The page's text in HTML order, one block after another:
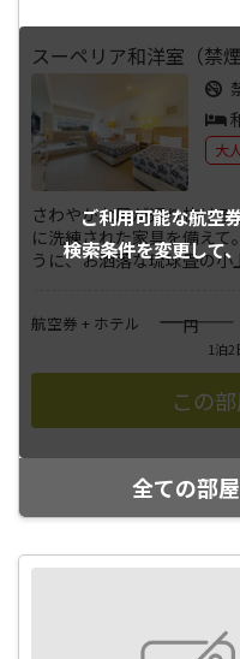
ご利用可能な航空
検索条件を変更して、
スーペリア和洋室（禁煙
大
さわやかな風が通り抜け
に洗練された家具を備え
うに、お洒落な琉球畳の小
航空券 + ホテル ――――円
1泊
全ての部